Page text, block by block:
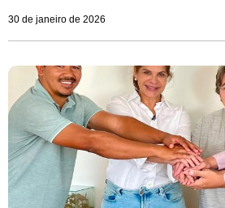
30 de janeiro de 2026